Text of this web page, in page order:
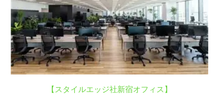
【スタイルエッジ社新宿オフィス】